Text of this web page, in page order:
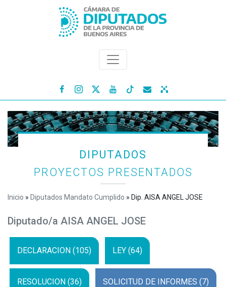
   
DIPUTADOS
PROYECTOS PRESENTADOS
Inicio » Diputados Mandato Cumplido » Dip. AISA ANGEL JOSE
Diputado/a AISA ANGEL JOSE
DECLARACION (105) LEY (64)
RESOLUCION (36) SOLICITUD DE INFORMES (7)